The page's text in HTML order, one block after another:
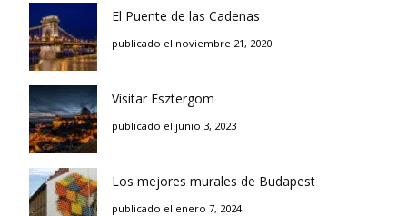
El Puente de las Cadenas
publicado el noviembre 21, 2020
Visitar Esztergom
publicado el junio 3, 2023
Los mejores murales de Budapest
publicado el enero 7, 2024